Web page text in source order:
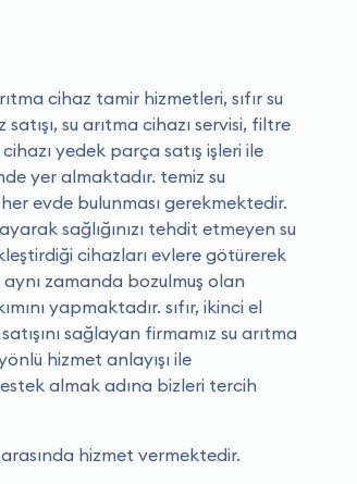
cihaz tamir hizmetleri, sıfır su
su arıtma cihazı servisi, filtre
yedek parça satış işleri ile
yer almaktadır. temiz su
her evde bulunması gerekmektedir.
sağlığınızı tehdit etmeyen su
cihazları evlere götürerek
zamanda bozulmuş olan
yapmaktadır. sıfır, ikinci el
sağlayan firmamız su arıtma
hizmet anlayışı ile
almak adına bizleri tercih
hizmet vermektedir.